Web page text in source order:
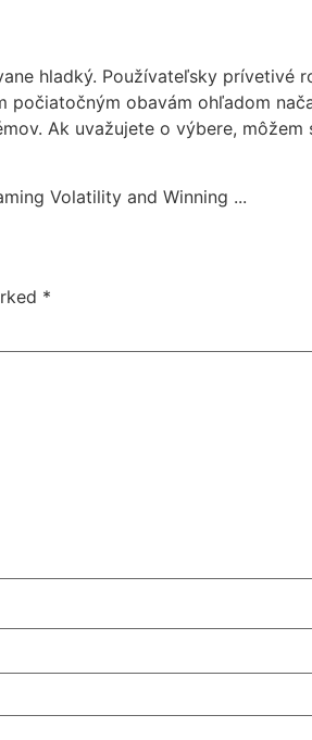
hladký. Používateľsky prívetivé
obavám ohľadom
Ak uvažujete o výbere,
*